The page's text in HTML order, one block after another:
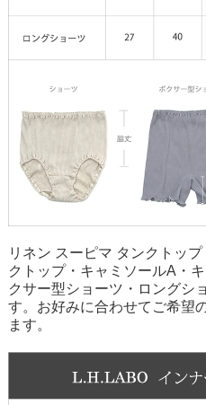
リネン スーピマ タンクトッ
クトップ・キャミソールA・
クサー型ショーツ・ロングシ
す。お好みに合わせてご希望
ます。